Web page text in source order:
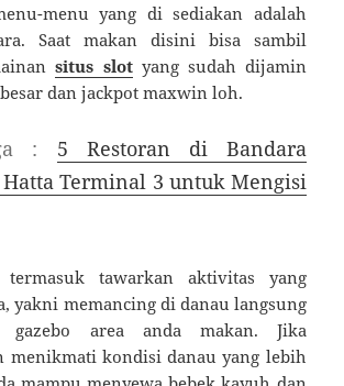
menu yang di sediakan adalah
Saat makan disini bisa sambil
situs slotyang sudah dijamin
dan jackpot maxwin loh.
: 5 Restoran di Bandara
Hatta Terminal 3 untuk Mengisi
tawarkan aktivitas yang
yakni memancing di danau langsung
gazebo area anda makan. Jika
menikmati kondisi danau yang lebih